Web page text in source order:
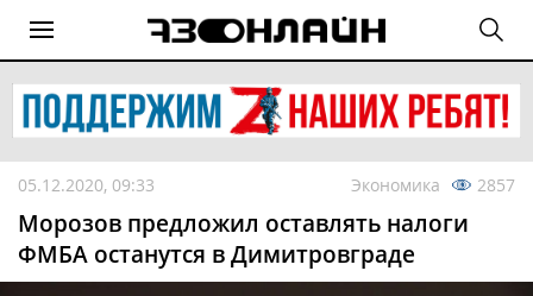
05.12.2020, 09:33 Экономика 2857
Морозов предложил оставлять налоги
ФМБА останутся в Димитровграде